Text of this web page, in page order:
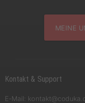
MEINE
Kontakt & Support
E-Mail: